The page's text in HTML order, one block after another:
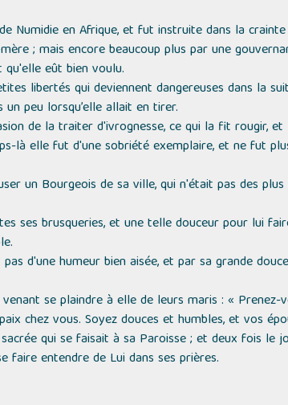
Numidie en Afrique, et fut instruite dans la
; mais encore beaucoup plus par une
eût bien voulu.
libertés qui deviennent dangereuses dans la
peu lorsqu’elle allait en tirer.
de la traiter d'ivrognesse, ce qui la fit rougir, et
là elle fut d'une sobriété exemplaire, et ne fut
un Bourgeois de sa ville, qui n'était pas des
ses brusqueries, et une telle douceur pour lui
d'une humeur bien aisée, et par sa grande
se plaindre à elle de leurs maris : « Prenez-
chez vous. Soyez douces et humbles, et vos
qui se faisait à sa Paroisse ; et deux fois le
faire entendre de Lui dans ses prières.